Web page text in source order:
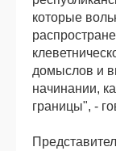
которые
домыслов и
начинании,
границы", -